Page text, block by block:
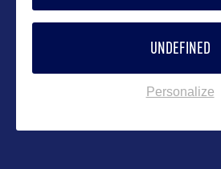
Suivre
UNDEFINED
Personalize